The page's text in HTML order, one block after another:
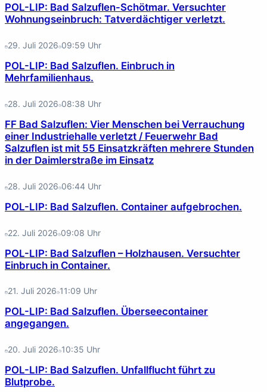
POL-LIP: Bad Salzuflen-Schötmar. Versuchter
Wohnungseinbruch: Tatverdächtiger verletzt.
29. Juli 2026 09:59 Uhr
POL-LIP: Bad Salzuflen. Einbruch in
Mehrfamilienhaus.
28. Juli 2026 08:38 Uhr
FF Bad Salzuflen: Vier Menschen bei Verrauchung
einer Industriehalle verletzt / Feuerwehr Bad
Salzuflen ist mit 55 Einsatzkräften mehrere Stunden
in der Daimlerstraße im Einsatz
28. Juli 2026 06:44 Uhr
POL-LIP: Bad Salzuflen. Container aufgebrochen.
22. Juli 2026 09:08 Uhr
POL-LIP: Bad Salzuflen – Holzhausen. Versuchter
Einbruch in Container.
21. Juli 2026 11:09 Uhr
POL-LIP: Bad Salzuflen. Überseecontainer
angegangen.
20. Juli 2026 10:35 Uhr
POL-LIP: Bad Salzuflen. Unfallflucht führt zu
Blutprobe.